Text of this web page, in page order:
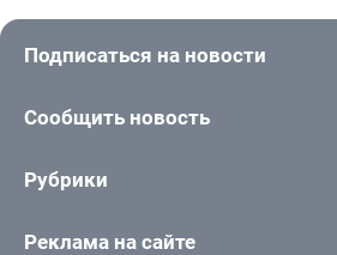
Подписаться на новости
Сообщить новость
Рубрики
Реклама на сайте